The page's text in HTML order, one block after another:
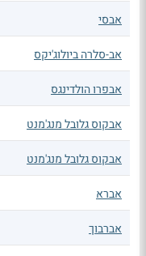
אבסי
אב-סלרה ביולוג'יקס
אבפרו הולדינגס
אבקוס גלובל מנג'מנט
אבקוס גלובל מנג'מנט
אברא
אברבוך